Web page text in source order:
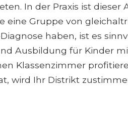
In der Praxis ist
eine Gruppe von
haben, ist es
Ausbildung für Kinder
Klassenzimmer
wird Ihr Distrikt